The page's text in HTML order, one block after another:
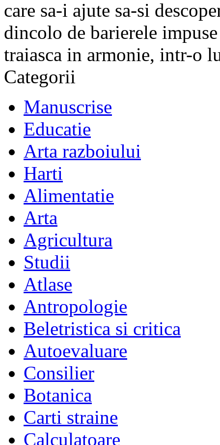
care sa-i ajute sa-si
dincolo de barierele
traiasca in armonie, intr-o
Categorii
Manuscrise
Educatie
Arta razboiului
Harti
Alimentatie
Arta
Agricultura
Studii
Atlase
Antropologie
Beletristica si critica
Autoevaluare
Consilier
Botanica
Carti straine
Calculatoare